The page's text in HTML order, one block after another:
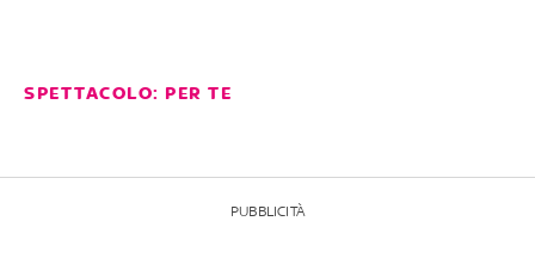
SPETTACOLO: PER TE
PUBBLICITÀ